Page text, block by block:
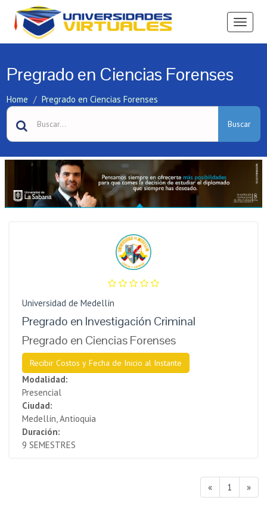
Ver
Pregrado en Ciencias Forenses
Home Pregrado en Ciencias Forenses
Buscar
Universidad de Medellín
Pregrado en Investigación Criminal
Pregrado en Ciencias Forenses
Recibir Costos y Fecha de Inicio al Instante
Modalidad:
Presencial
Ciudad:
Medellín, Antioquia
Duración:
9 SEMESTRES
« 1 »